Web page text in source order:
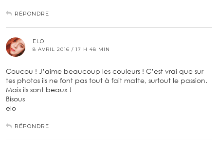
RÉPONDRE
ELO
8 AVRIL 2016 / 17 H 48 MIN
Coucou ! J’aime beaucoup les couleurs ! C’est vrai que sur
tes photos ils ne font pas tout à fait matte, surtout le passion.
Mais ils sont beaux !
Bisous
elo
RÉPONDRE